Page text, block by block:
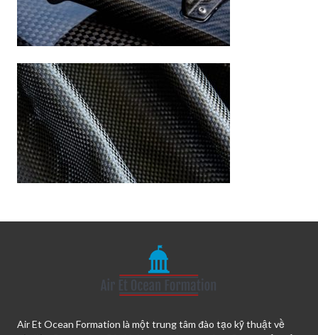
Air Et Ocean Formation là một trung tâm đào tạo kỹ thuật về